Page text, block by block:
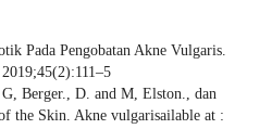
Pada Pengobatan Akne Vulgaris.
Berger., D. and M, Elston., dan
the Skin. Akne vulgarisailable at :